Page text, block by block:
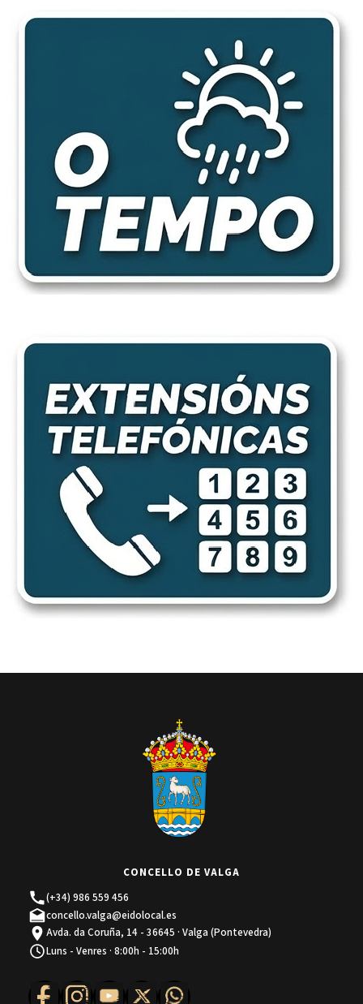
CONCELLO DE VALGA
(+34) 986 559 456
concello.valga@eidolocal.es
Avda. da Coruña, 14 - 36645 · Valga (Pontevedra)
Luns - Venres · 8:00h - 15:00h